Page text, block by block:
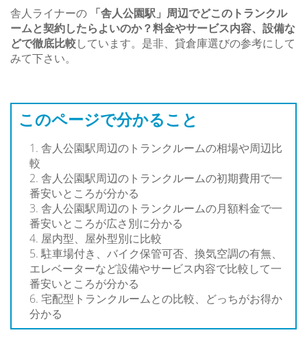
舎人ライナーの 「舎人公園駅」周辺でどこのトランクル
ームと契約したらよいのか？料金やサービス内容、設備な
どで徹底比較しています。是非、貸倉庫選びの参考にして
みて下さい。
このページで分かること
舎人公園駅周辺のトランクルームの相場や周辺比
較
舎人公園駅周辺のトランクルームの初期費用で一
番安いところが分かる
舎人公園駅周辺のトランクルームの月額料金で一
番安いところが広さ別に分かる
屋内型、屋外型別に比較
駐車場付き、バイク保管可否、換気空調の有無、
エレベーターなど設備やサービス内容で比較して一
番安いところが分かる
宅配型トランクルームとの比較、どっちがお得か
分かる